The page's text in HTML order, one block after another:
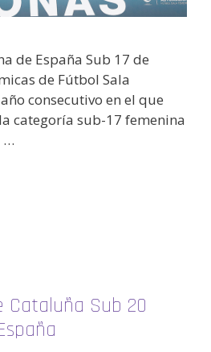
de España Sub 17 de
de Fútbol Sala
consecutivo en el que
categoría sub-17 femenina
…
Cataluña Sub 20